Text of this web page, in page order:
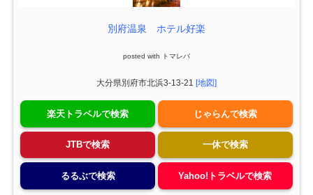
別府温泉 ホテル好楽
posted with トマレバ
大分県別府市北浜3-13-21 [地図]
楽天トラベルで検索 じゃらんで検索
JTBで検索 一休で検索
るるぶで検索 Yahoo!トラベルで検索